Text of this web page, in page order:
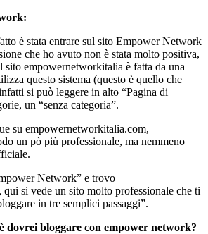
è stata entrare sul sito Empower Network
che ho avuto non è stata molto positiva,
sito empowernetworkitalia è fatta da una
questo sistema (questo è quello che
si può leggere in alto “Pagina di
un “senza categoria”.
su empowernetworkitalia.com,
un pò più professionale, ma nemmeno
Network” e trovo
si vede un sito molto professionale che ti
in tre semplici passaggi”.
dovrei bloggare con empower network?